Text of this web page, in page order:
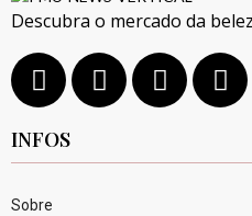
Descubra o mercado da
INFOS
Sobre